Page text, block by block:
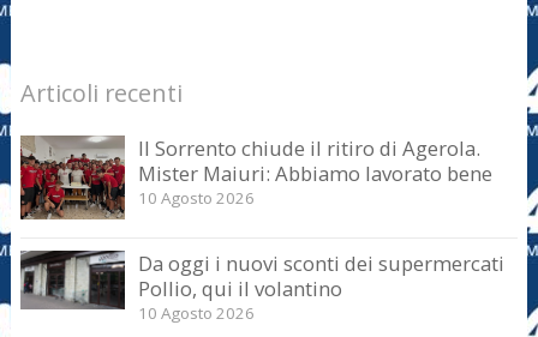
Articoli recenti
Il Sorrento chiude il ritiro di Agerola.
Mister Maiuri: Abbiamo lavorato bene
10 Agosto 2026
Da oggi i nuovi sconti dei supermercati
Pollio, qui il volantino
10 Agosto 2026